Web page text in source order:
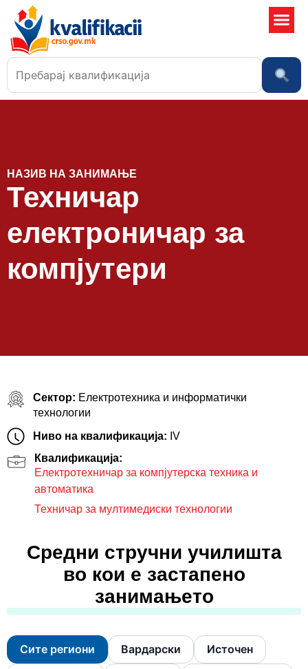
НАЗИВ НА ЗАНИМАЊЕ
Техничар
електроничар за
компјутери
Сектор: Електротехника и информатички
технологии
Ниво на квалификација: IV
Квалификација:
Електротехничар за компјутерска техника и
автоматика
Техничар за мултимедиски технологии
Средни стручни училишта
во кои е застапено
занимањето
Сите региони Вардарски Источен